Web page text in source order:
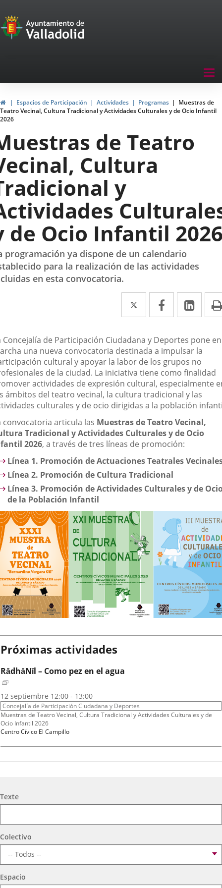
Portal
de
navegación
InicioEspacios de Participación Actividades Programas
Muestras de
Teatro Vecinal, Cultura Tradicional y Actividades Culturales y de Ocio Infantil
2026
de Teatro
Cultura
y
de Ocio Infantil
programación ya dispone de un calendario
para la realización de las actividades
en esta convocatoria.
Twitter
Enlace
a
una
aplicación
externa.
Facebook
Enlace
a
una
aplicación
externa.
a
una
Concejalía de Participación Ciudadana y Deportes pone en
una nueva convocatoria destinada a impulsar la
cultural y apoyar la labor de los grupos no
de la ciudad. La iniciativa tiene como finalidad
actividades de expresión cultural, especialmente
ámbitos del teatro vecinal, la cultura tradicional y las
culturales y de ocio dirigidas a la población
convocatoria articula las Muestras de Teatro Vecinal,
Tradicional y Actividades Culturales y de Ocio
2026, a través de tres líneas de promoción:
Línea 1. Promoción de Actuaciones Teatrales
Línea 2. Promoción de Cultura Tradicional
Línea 3. Promoción de Actividades Culturales y de
de la Población Infantil
Próximas actividades
RādhāNīl – Como pez en el agua
Fechas
del
evento
12 septiembre 2026
12:00 - 13:00
Organizador
de
actividad
Concejalía de Participación Ciudadana y Deportes
Programa
Muestras de Teatro Vecinal, Cultura Tradicional y Actividades Culturales y de
Ocio Infantil 2026
Espacio
Centro Cívico El Campillo
A.T. VIRGEN DE LOS AGUADORES
del
evento
Organizador
de
Concejalía de Participación Ciudadana y Deportes
Programa
Muestras de Teatro Vecinal, Cultura Tradicional y Actividades Culturales y de
Espacio
Centro Cívico Científico José Antonio Valverde
TEATRO PARQUESOL
Mujeres
Recherche
Texte
Colectivo
Espacio